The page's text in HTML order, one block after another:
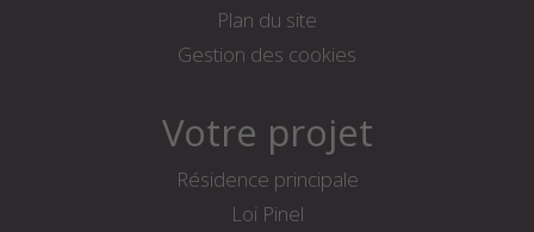
Plan du site
Gestion des cookies
Votre projet
Résidence principale
Loi Pinel